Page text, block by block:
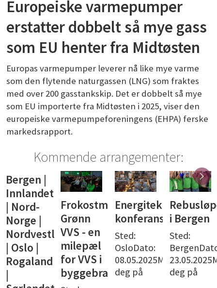
Europeiske varmepumper
erstatter dobbelt så mye gass
som EU henter fra Midtøsten
Europas varmepumper leverer nå like mye varme
som den flytende naturgassen (LNG) som fraktes
med over 200 gasstankskip. Det er dobbelt så mye
som EU importerte fra Midtøsten i 2025, viser den
europeiske varmepumpeforeningens (EHPA) ferske
markedsrapport.
Kommende arrangementer:
Bergen |
Innlandet
| Nord-
Norge |
Nordvestlandet
| Oslo |
Rogaland
|
Frokostmøte:
Grønn
VVS - en
milepæl
for VVS i
byggebransjen
Energiteknisk
konferanse
Sted:
OsloDato:
08.05.2025Meld
deg på
i Bergen
Sted:
deg på